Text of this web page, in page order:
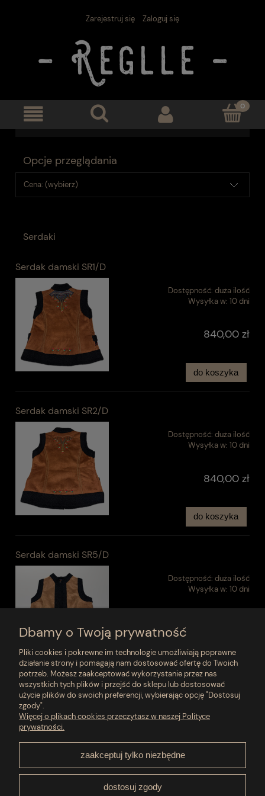
Zarejestruj się Zaloguj się
Opcje przeglądania
Cena: (wybierz)
Serdaki
Serdak damski SR1/D
Dostępność: duża ilość
Wysyłka w: 10 dni
840,00 zł
do koszyka
Serdak damski SR2/D
Dostępność: duża ilość
Wysyłka w: 10 dni
840,00 zł
do koszyka
Serdak damski SR5/D
Dostępność: duża ilość
Wysyłka w: 10 dni
do koszyka
Moje konto
Płatności i dostawa
Pomoc
Dbamy o Twoją prywatność
Pliki cookies i pokrewne im technologie umożliwiają poprawne
działanie strony i pomagają nam dostosować ofertę do Twoich
potrzeb. Możesz zaakceptować wykorzystanie przez nas
wszystkich tych plików i przejść do sklepu lub dostosować
użycie plików do swoich preferencji, wybierając opcję "Dostosuj
zgody".
Więcej o plikach cookies przeczytasz w naszej Polityce
prywatności.
zaakceptuj tylko niezbędne
dostosuj zgody